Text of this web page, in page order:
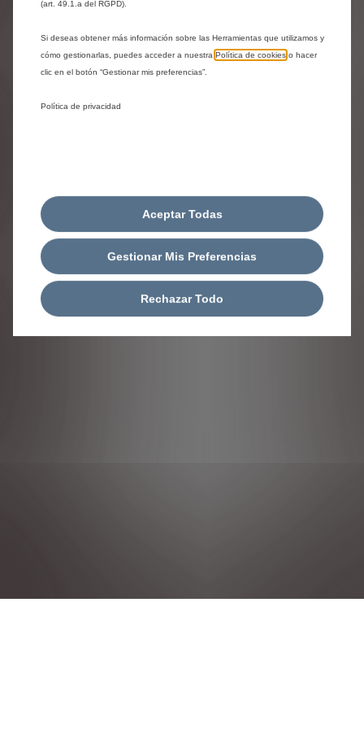
support@shop-citroen.es
(art. 49.1.a del RGPD).
Si deseas obtener más información sobre las Herramientas que utilizamos y
cómo gestionarlas, puedes acceder a nuestra Política de cookies o hacer
clic en el botón “Gestionar mis preferencias”.
Política de privacidad
Gestionar Mis Preferencias
Aceptar Todas
Rechazar Todo